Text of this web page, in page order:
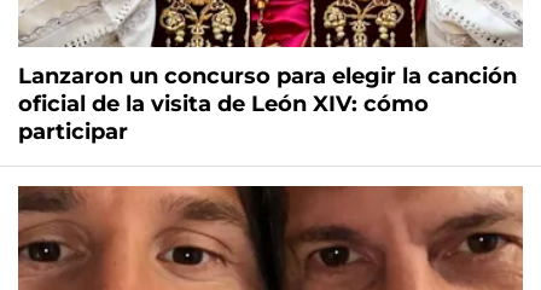
Lanzaron un concurso para elegir la canción
oficial de la visita de León XIV: cómo
participar